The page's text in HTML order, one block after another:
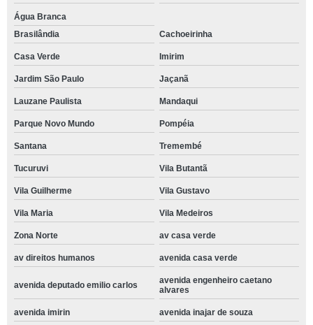
Água Branca
Brasilândia
Cachoeirinha
Casa Verde Imirim
Jardim São Paulo Jaçanã
Lauzane Paulista Mandaqui
Parque Novo Mundo Pompéia
Santana Tremembé
Tucuruvi Vila Butantã
Vila Guilherme Vila Gustavo
Vila Maria Vila Medeiros
Zona Norte av casa verde
av direitos humanos avenida casa verde
avenida deputado emilio carlos
avenida engenheiro caetano
alvares
avenida imirin avenida inajar de souza